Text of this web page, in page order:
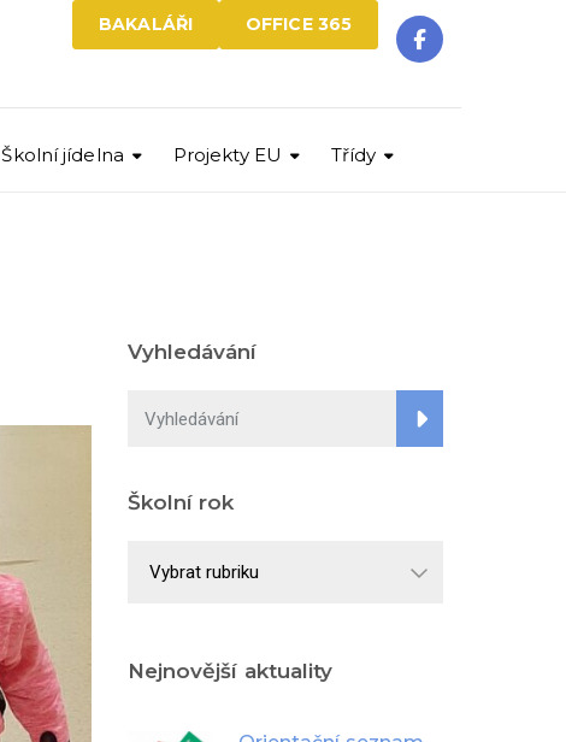
OFFICE 365
BAKALÁŘI
Školní jídelna Projekty EU Třídy
Vyhledávání
Školní rok
Nejnovější aktuality